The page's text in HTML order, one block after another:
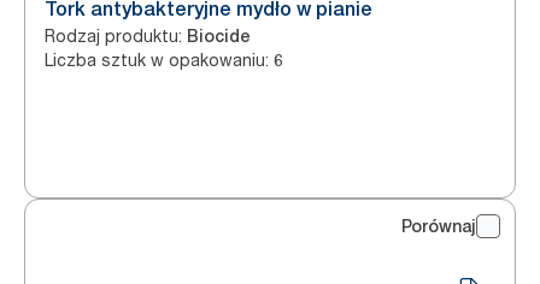
Tork antybakteryjne mydło w pianie
Rodzaj produktu: Biocide
Liczba sztuk w opakowaniu: 6
Porównaj